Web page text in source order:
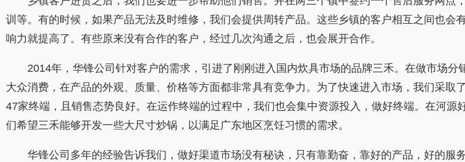
训等。有的时候，如果产品无法及时维修，我们会提供周转产品。这些乡镇的客户相互之间也
响力就提高了。有些原来没有合作的客户，经过几次沟通之后，也会展开合作。
2014年，华锋公司针对客户的需求，引进了刚刚进入国内炊具市场的品牌三禾。在做市场分
大众消费，在产品的外观、质量、价格等方面都非常具有竞争力。为了快速进入市场，我们采
47家终端，且销售态势良好。在运作终端的过程中，我们也会集中资源投入，做好终端。在河
们希望三禾能够开发一些大尺寸炒锅，以满足广东地区烹饪习惯的需求。
华锋公司多年的经验告诉我们，做好渠道市场没有秘诀，只有靠勤奋，靠好的产品，好的服